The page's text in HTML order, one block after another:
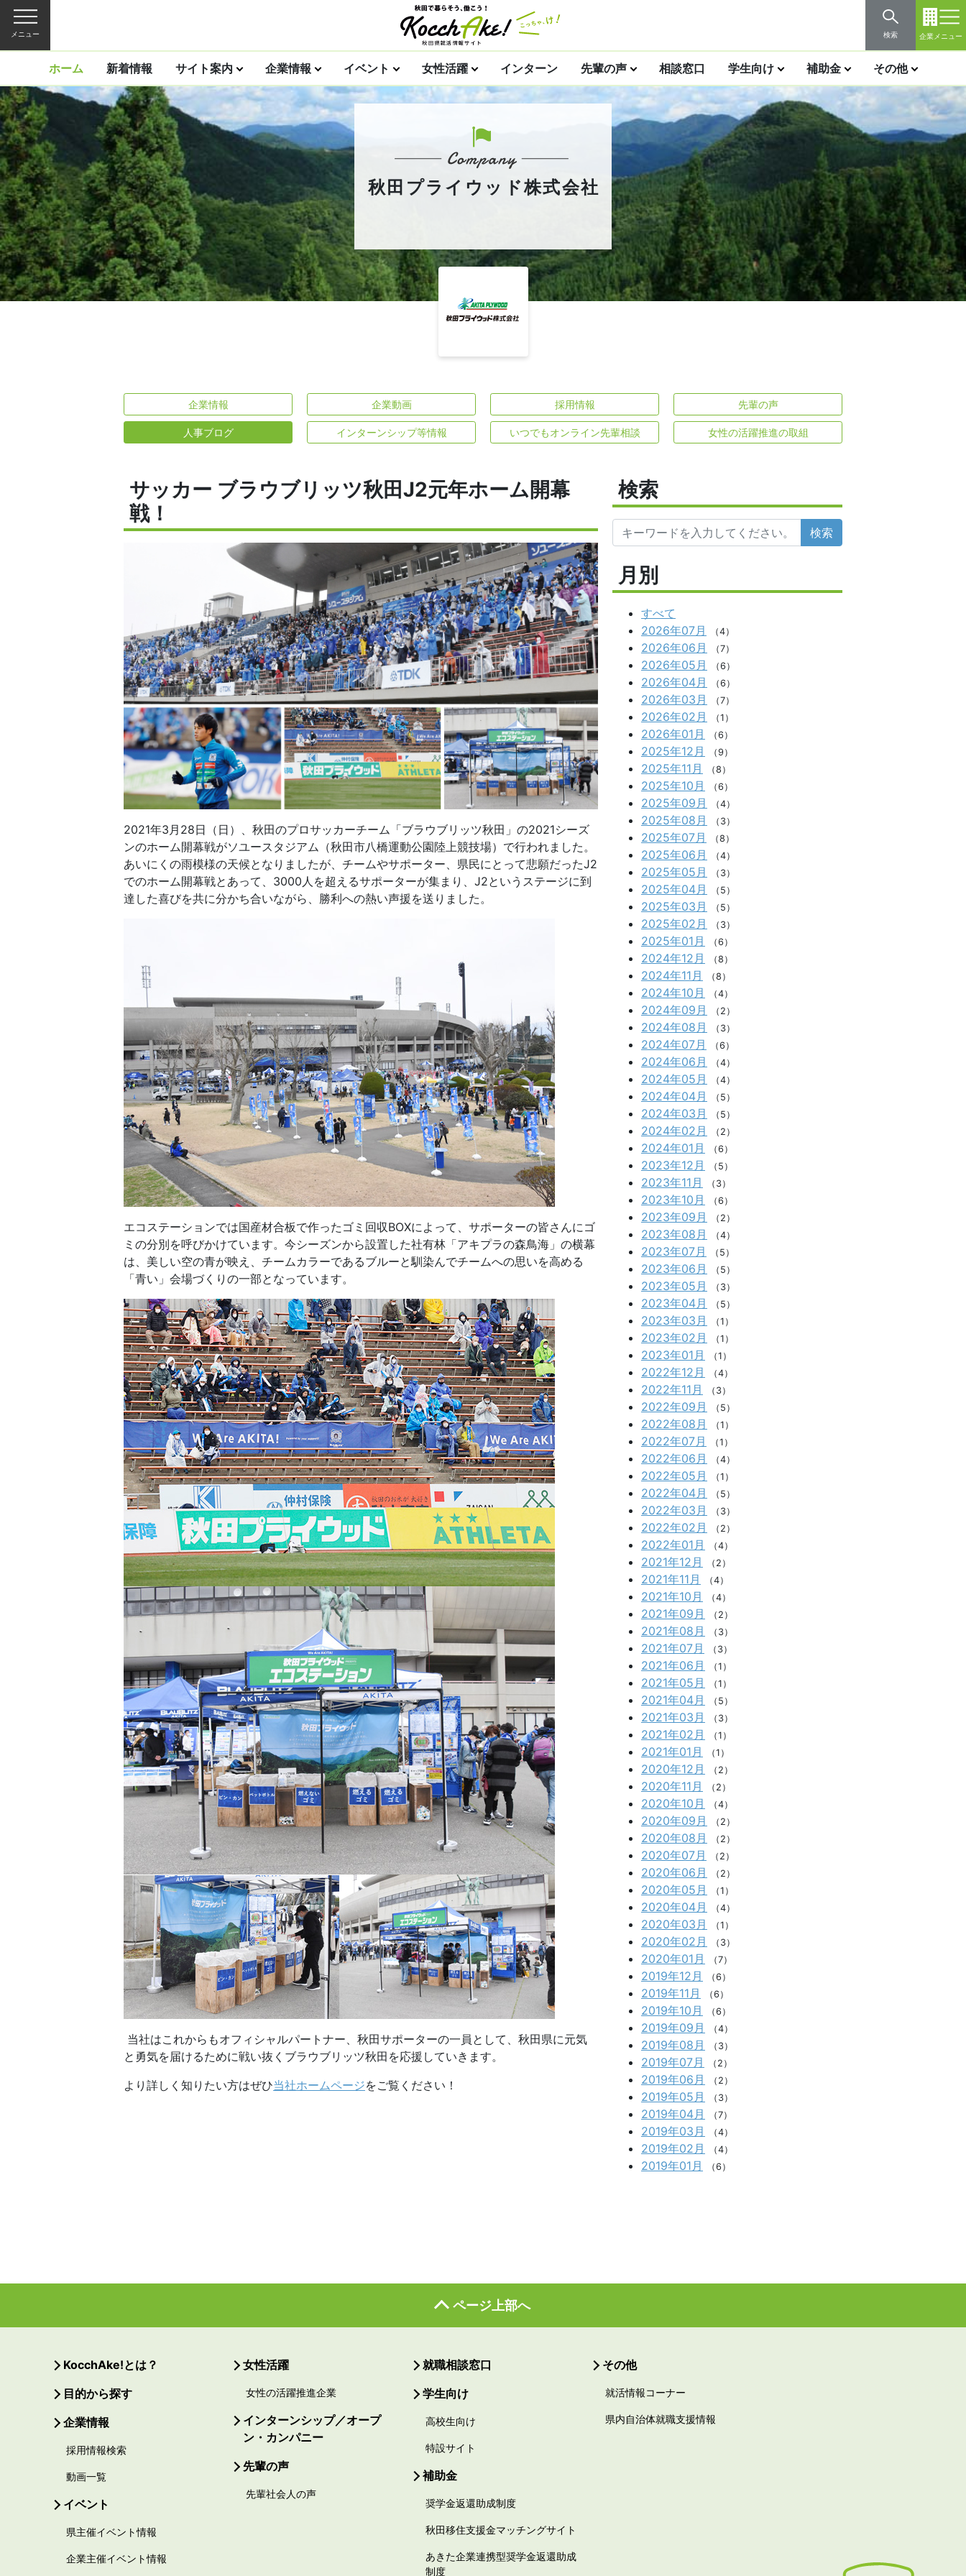
メニュー 検索 企業メニュー
ホーム 新着情報 サイト案内 企業情報 イベント 女性活躍 インターン 先輩の声 相談窓口 学生向け 補助金 その他
秋田プライウッド株式会社
企業情報 企業動画 採用情報 先輩の声
人事ブログ インターンシップ等情報 いつでもオンライン先輩相談 女性の活躍推進の取組
サッカー ブラウブリッツ秋田J2元年ホーム開幕
戦！
2021年3月28日（日）、秋田のプロサッカーチーム「ブラウブリッツ秋田」の2021シーズ
ンのホーム開幕戦がソユースタジアム（秋田市八橋運動公園陸上競技場）で行われました。
あいにくの雨模様の天候となりましたが、チームやサポーター、県民にとって悲願だったJ2
でのホーム開幕戦とあって、3000人を超えるサポーターが集まり、J2というステージに到
達した喜びを共に分かち合いながら、勝利への熱い声援を送りました。
エコステーションでは国産材合板で作ったゴミ回収BOXによって、サポーターの皆さんにゴ
ミの分別を呼びかけています。今シーズンから設置した社有林「アキプラの森鳥海」の横幕
は、美しい空の青が映え、チームカラーであるブルーと馴染んでチームへの思いを高める
「青い」会場づくりの一部となっています。
当社はこれからもオフィシャルパートナー、秋田サポーターの一員として、秋田県に元気
と勇気を届けるために戦い抜くブラウブリッツ秋田を応援していきます。
より詳しく知りたい方はぜひ当社ホームページをご覧ください！
検索
検索
月別
すべて
2026年07月
（4）
2026年06月 （7）
2026年05月 （6）
2026年04月 （6）
2026年03月 （7）
2026年02月 （1）
2026年01月 （6）
2025年12月 （9）
2025年11月 （8）
2025年10月 （6）
2025年09月 （4）
2025年08月 （3）
2025年07月 （8）
2025年06月 （4）
2025年05月 （3）
2025年04月 （5）
2025年03月 （5）
2025年02月 （3）
2025年01月 （6）
2024年12月 （8）
2024年11月 （8）
2024年10月 （4）
2024年09月 （2）
2024年08月 （3）
2024年07月 （6）
2024年06月 （4）
2024年05月 （4）
2024年04月 （5）
2024年03月 （5）
2024年02月 （2）
2024年01月 （6）
2023年12月 （5）
2023年11月 （3）
2023年10月 （6）
2023年09月 （2）
2023年08月 （4）
2023年07月 （5）
2023年06月 （5）
2023年05月 （3）
2023年04月 （5）
2023年03月 （1）
2023年02月 （1）
2023年01月 （1）
2022年12月 （4）
2022年11月 （3）
2022年09月 （5）
2022年08月 （1）
2022年07月 （1）
2022年06月 （4）
2022年05月 （1）
2022年04月 （5）
2022年03月 （3）
2022年02月 （2）
2022年01月 （4）
2021年12月 （2）
2021年11月 （4）
2021年10月 （4）
2021年09月 （2）
2021年08月 （3）
2021年07月 （3）
2021年06月 （1）
2021年05月 （1）
2021年04月 （5）
2021年03月 （3）
2021年02月 （1）
2021年01月 （1）
2020年12月 （2）
2020年11月 （2）
2020年10月 （4）
2020年09月 （2）
2020年08月 （2）
2020年07月 （2）
2020年06月 （2）
2020年05月 （1）
2020年04月 （4）
2020年03月 （1）
2020年02月 （3）
2020年01月 （7）
2019年12月 （6）
2019年11月 （6）
2019年10月 （6）
2019年09月 （4）
2019年08月 （3）
2019年07月 （2）
2019年06月 （2）
2019年05月 （3）
2019年04月 （7）
2019年03月 （4）
2019年02月 （4）
2019年01月 （6）
ページ上部へ
KocchAke!とは？
目的から探す
企業情報
採用情報検索
動画一覧
イベント
県主催イベント情報
企業主催イベント情報
女性活躍
女性の活躍推進企業
インターンシップ／オープ
ン・カンパニー
先輩の声
先輩社会人の声
就職相談窓口
学生向け
高校生向け
特設サイト
補助金
奨学金返還助成制度
秋田移住支援金マッチングサイト
あきた企業連携型奨学金返還助成
制度
その他
就活情報コーナー
県内自治体就職支援情報